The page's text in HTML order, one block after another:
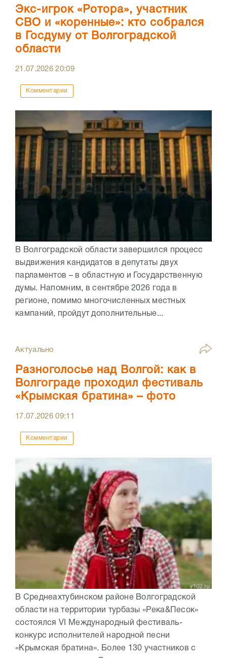
Экс-игрок «Ротора», участник
СВО и «коренные»: кто собрался
в Госдуму от Волгоградской
области
21.07.202620:09
Комментарии
В Волгоградской области завершился процесс
выдвижения кандидатов в депутаты двух
парламентов – в областную и Государственную
думы. Напомним, в сентябре 2026 года в
регионе, помимо многочисленных местных
кампаний, пройдут дополнительные...
Актуально
Разноголосье над Волгой: как в
Волгограде проходил фестиваль
«Крымская братина» – фото
17.07.202609:11
Комментарии
В Среднеахтубинском районе Волгоградской
области на территории турбазы «Река&Песок»
состоялся VI Международный фестиваль-
конкурс исполнителей народной песни
«Крымская братина». Более 130 участников с